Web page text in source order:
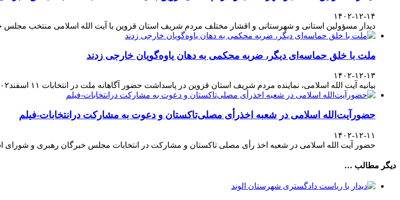
۱۴۰۲-۱۲-۱۴
دیدار مسؤولین استانی و شهرستانی و اقشار مختلف مردم شریف استان قزوین با آیت الله اسلامی منتخب مجلس
ملت با خلق حماسه‌ای دیگر، ضربه محکمی به دهان یاوه‌گویان خارجی زدند
۱۴۰۲-۱۲-۱۳
بیانیه آیت الله اسلامی، نماینده مردم شریف استان قزوین در پاسداشت حضور آگاهانه ملت در انتخابات ۱۱ اسفند۱۴۰۲ بسم الله الرحمن الرحیم بار دیگر حضور حماسی [ ... ]
حضورآیت‌الله اسلامی در شعبه اخذرأی مصلی‌تاکستان و دعوت به مشارکت درانتخابات-فیلم
۱۴۰۲-۱۲-۱۱
حضور آیت الله اسلامی در شعبه اخذ رأی مصلی تاکستان و مشارکت در انتخابات مجلس خبرگان رهبری و
دیگر مطالب …